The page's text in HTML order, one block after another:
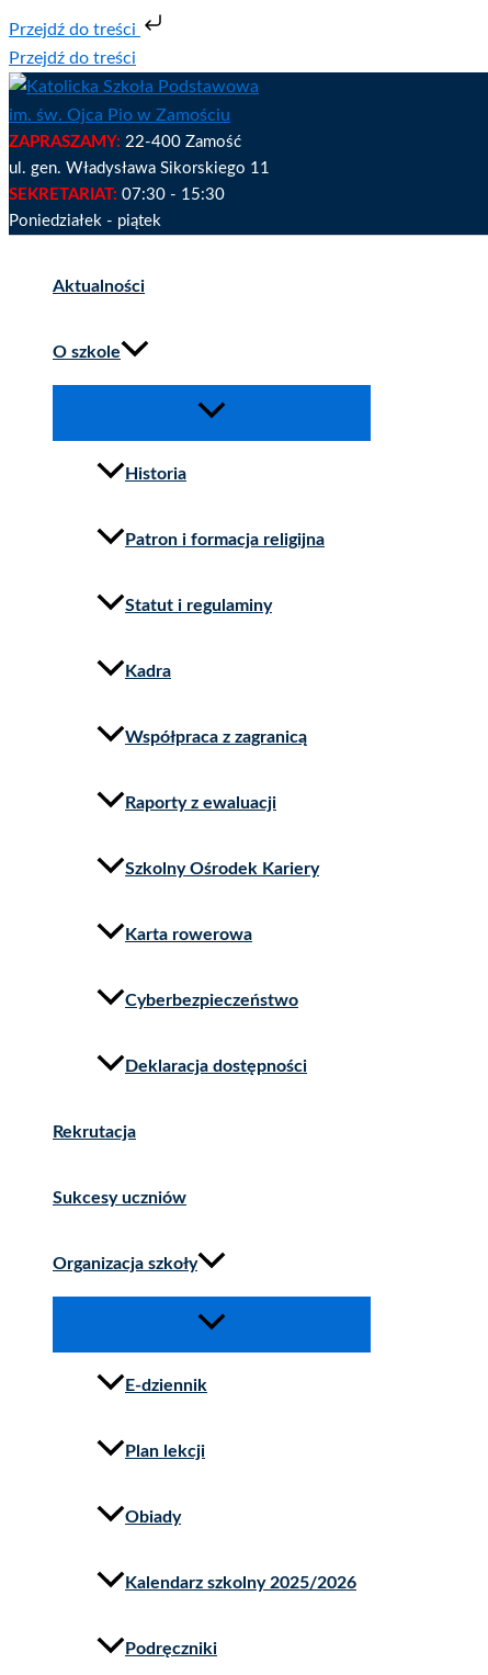
Przejdź do treści
Przejdź do treści
ZAPRASZAMY: 22-400 Zamość
ul. gen. Władysława Sikorskiego 11
SEKRETARIAT: 07:30 - 15:30
Poniedziałek - piątek
Aktualności
O szkole
Historia
Patron i formacja religijna
Statut i regulaminy
Kadra
Współpraca z zagranicą
Raporty z ewaluacji
Szkolny Ośrodek Kariery
Karta rowerowa
Cyberbezpieczeństwo
Deklaracja dostępności
Rekrutacja
Sukcesy uczniów
Organizacja szkoły
E-dziennik
Plan lekcji
Obiady
Kalendarz szkolny 2025/2026
Podręczniki